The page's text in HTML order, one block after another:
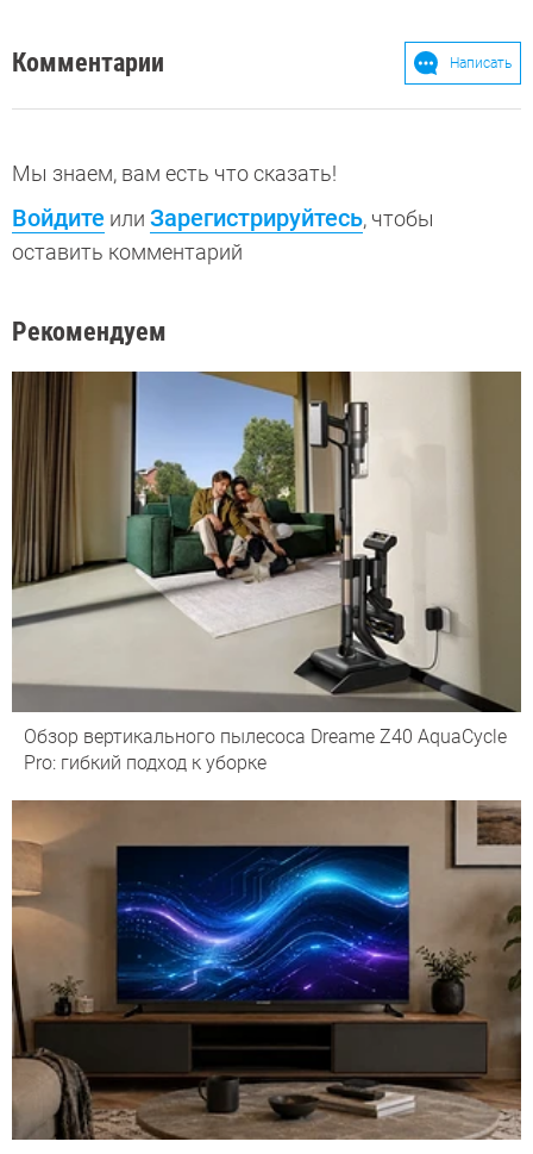
Комментарии Написать
Мы знаем, вам есть что сказать!
Войдите или Зарегистрируйтесь, чтобы
оставить комментарий
Рекомендуем
Обзор вертикального пылесоса Dreame Z40 AquaCycle
Pro: гибкий подход к уборке